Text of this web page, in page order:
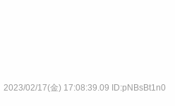
2023/02/17(金) 17:08:39.09 ID:pNBsBt1n0